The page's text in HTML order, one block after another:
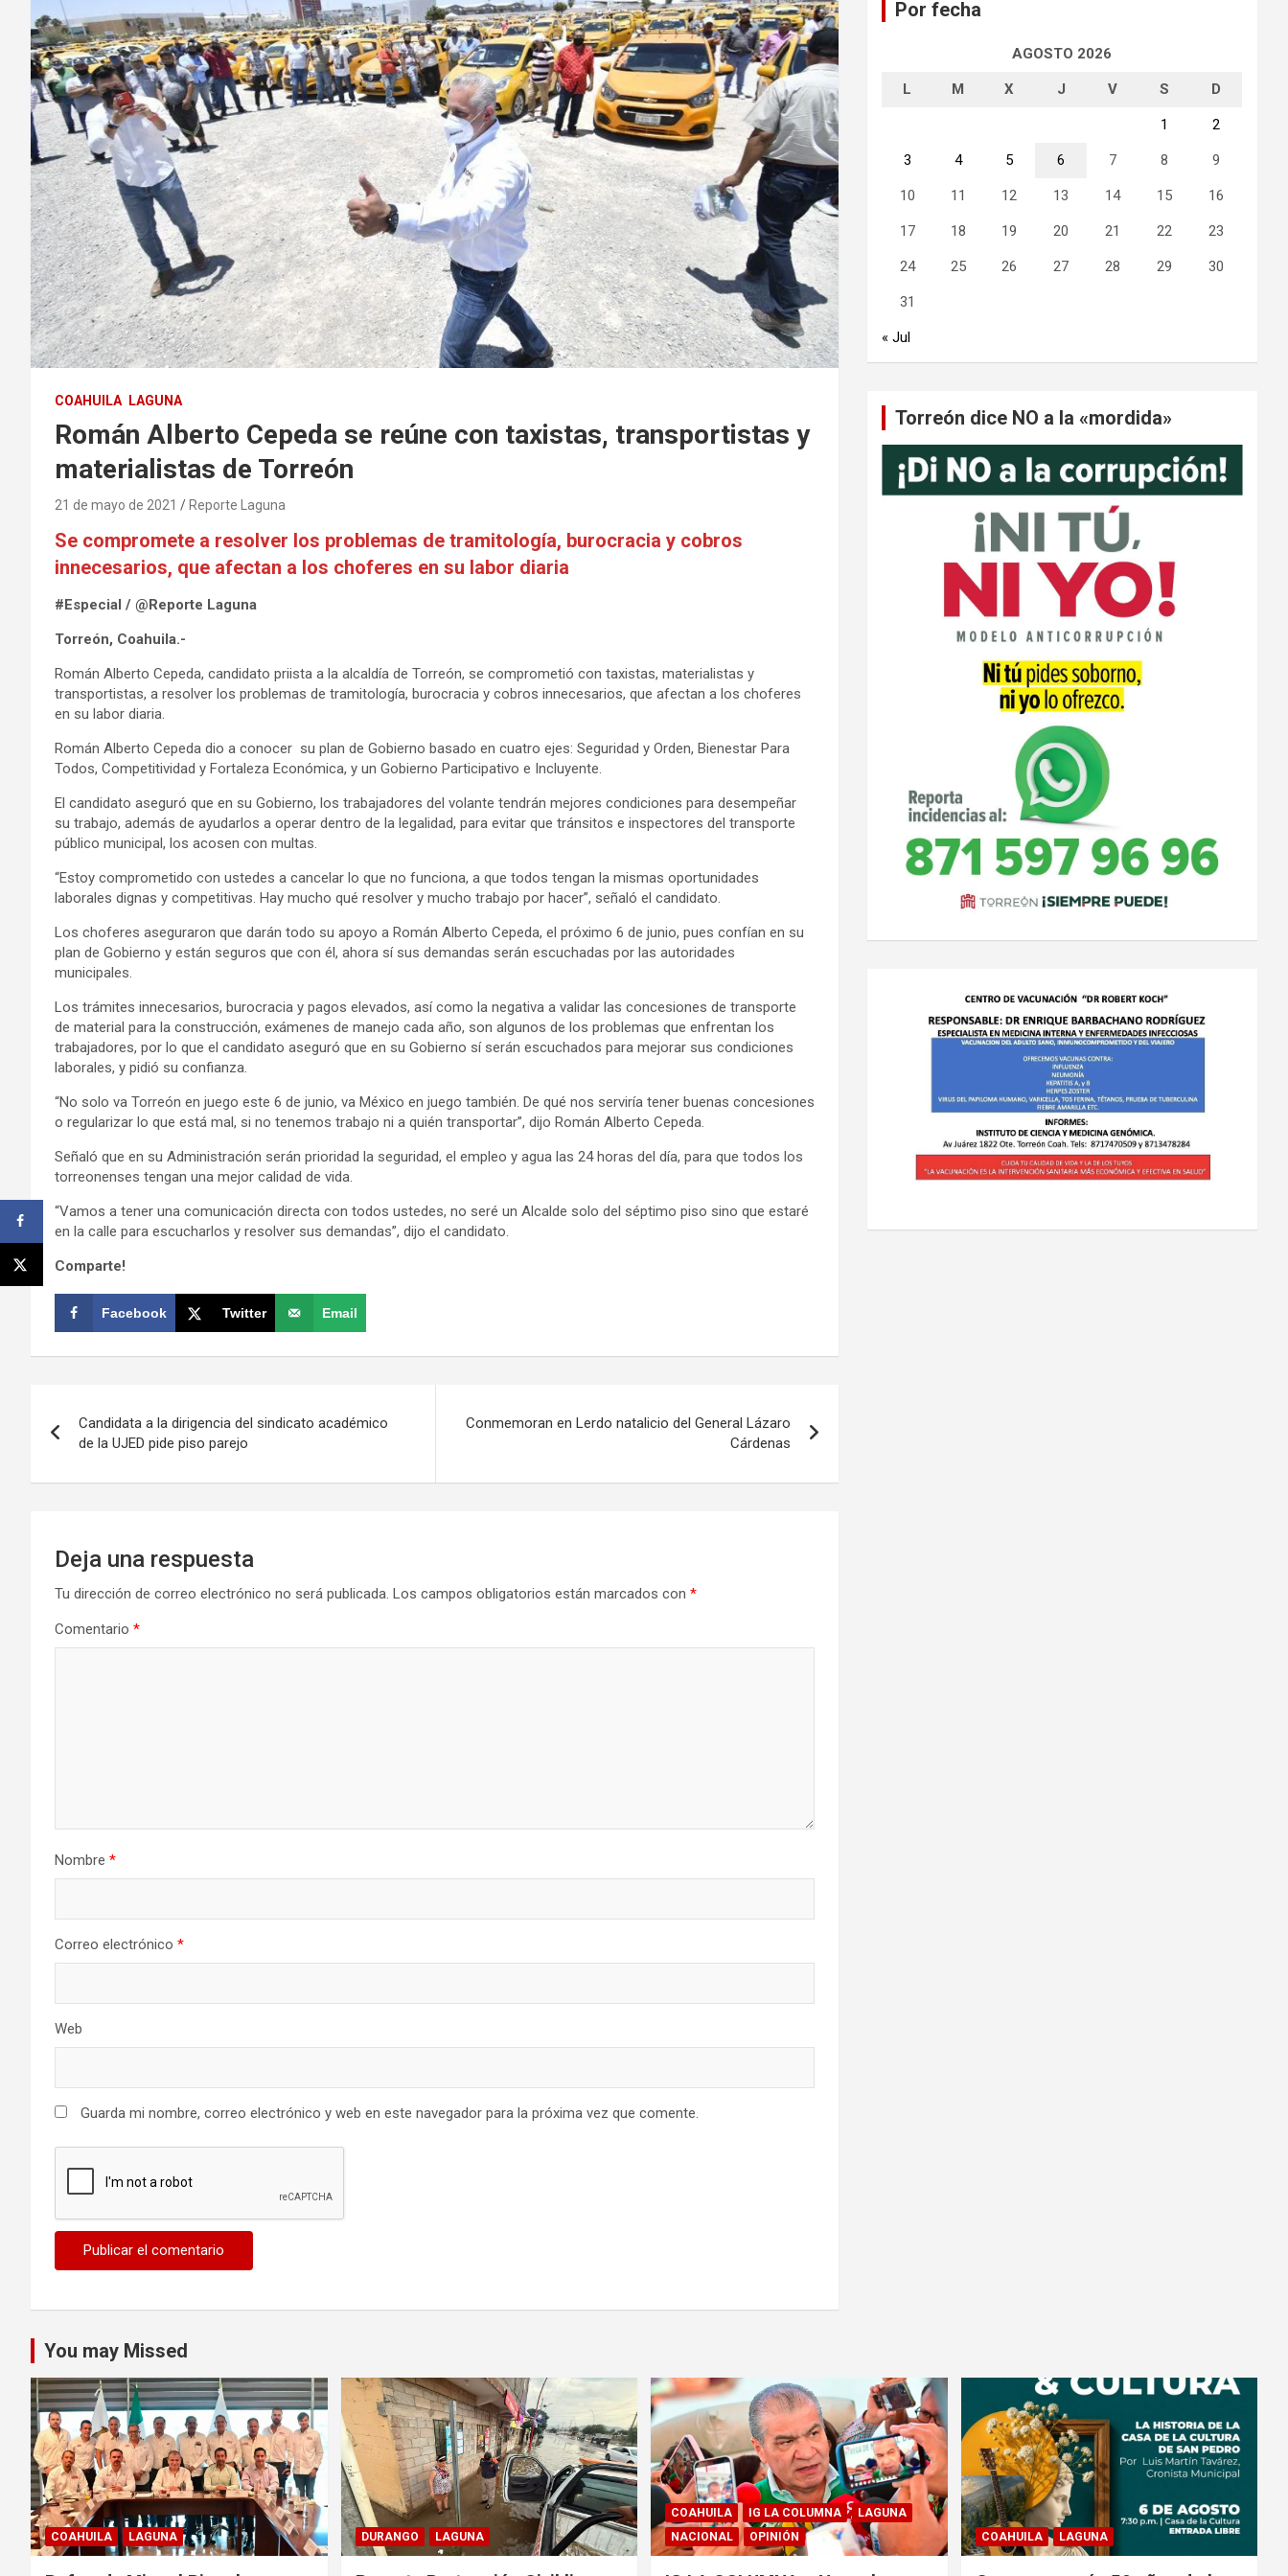
COAHUILA LAGUNA
Román Alberto Cepeda se reúne con taxistas, transportistas y
materialistas de Torreón
21 de mayo de 2021 Reporte Laguna
Se compromete a resolver los problemas de tramitología, burocracia y cobros
innecesarios, que afectan a los choferes en su labor diaria
#Especial / @Reporte Laguna
Torreón, Coahuila.-
Román Alberto Cepeda, candidato priista a la alcaldía de Torreón, se comprometió con taxistas, materialistas y
transportistas, a resolver los problemas de tramitología, burocracia y cobros innecesarios, que afectan a los choferes
en su labor diaria.
Román Alberto Cepeda dio a conocer su plan de Gobierno basado en cuatro ejes: Seguridad y Orden, Bienestar Para
Todos, Competitividad y Fortaleza Económica, y un Gobierno Participativo e Incluyente.
El candidato aseguró que en su Gobierno, los trabajadores del volante tendrán mejores condiciones para desempeñar
su trabajo, además de ayudarlos a operar dentro de la legalidad, para evitar que tránsitos e inspectores del transporte
público municipal, los acosen con multas.
“Estoy comprometido con ustedes a cancelar lo que no funciona, a que todos tengan la mismas oportunidades
laborales dignas y competitivas. Hay mucho qué resolver y mucho trabajo por hacer”, señaló el candidato.
Los choferes aseguraron que darán todo su apoyo a Román Alberto Cepeda, el próximo 6 de junio, pues confían en su
plan de Gobierno y están seguros que con él, ahora sí sus demandas serán escuchadas por las autoridades
municipales.
Los trámites innecesarios, burocracia y pagos elevados, así como la negativa a validar las concesiones de transporte
de material para la construcción, exámenes de manejo cada año, son algunos de los problemas que enfrentan los
trabajadores, por lo que el candidato aseguró que en su Gobierno sí serán escuchados para mejorar sus condiciones
laborales, y pidió su confianza.
“No solo va Torreón en juego este 6 de junio, va México en juego también. De qué nos serviría tener buenas concesiones
o regularizar lo que está mal, si no tenemos trabajo ni a quién transportar”, dijo Román Alberto Cepeda.
Señaló que en su Administración serán prioridad la seguridad, el empleo y agua las 24 horas del día, para que todos los
torreonenses tengan una mejor calidad de vida.
“Vamos a tener una comunicación directa con todos ustedes, no seré un Alcalde solo del séptimo piso sino que estaré
en la calle para escucharlos y resolver sus demandas”, dijo el candidato.
Comparte!
Facebook Twitter Email
de
entradas
Candidata a la dirigencia del sindicato académico
de la UJED pide piso parejo
Conmemoran en Lerdo natalicio del General Lázaro
Cárdenas
Deja una respuesta
Tu dirección de correo electrónico no será publicada. Los campos obligatorios están marcados con *
Comentario *
Nombre *
Correo electrónico *
Web
Guarda mi nombre, correo electrónico y web en este navegador para la próxima vez que comente.
Por fecha
AGOSTO 2026
L M X J V S D
1 2
3 4 5 6 7 8 9
10 11 12 13 14 15 16
17 18 19 20 21 22 23
24 25 26 27 28 29 30
31
« Jul
Torreón dice NO a la «mordida»
You may Missed
COAHUILA LAGUNA DURANGO LAGUNA
COAHUILA IG LA COLUMNA
LAGUNA
NACIONAL
OPINIÓN COAHUILA LAGUNA